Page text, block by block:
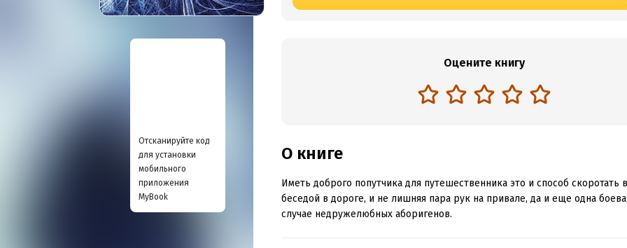
Отсканируйте код
для установки
мобильного
приложения
MyBook
Оцените книгу
О книге
Иметь доброго попутчика для путешественника это и способ скоротать
беседой в дороге, и не лишняя пара рук на привале, да и еще одна
случае недружелюбных аборигенов.